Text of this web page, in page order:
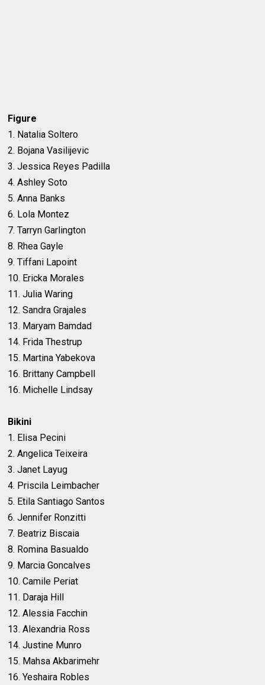
Figure
1. Natalia Soltero
2. Bojana Vasilijevic
3. Jessica Reyes Padilla
4. Ashley Soto
5. Anna Banks
6. Lola Montez
7. Tarryn Garlington
8. Rhea Gayle
9. Tiffani Lapoint
10. Ericka Morales
11. Julia Waring
12. Sandra Grajales
13. Maryam Bamdad
14. Frida Thestrup
15. Martina Yabekova
16. Brittany Campbell
16. Michelle Lindsay
Bikini
1. Elisa Pecini
2. Angelica Teixeira
3. Janet Layug
4. Priscila Leimbacher
5. Etila Santiago Santos
6. Jennifer Ronzitti
7. Beatriz Biscaia
8. Romina Basualdo
9. Marcia Goncalves
10. Camile Periat
11. Daraja Hill
12. Alessia Facchin
13. Alexandria Ross
14. Justine Munro
15. Mahsa Akbarimehr
16. Yeshaira Robles